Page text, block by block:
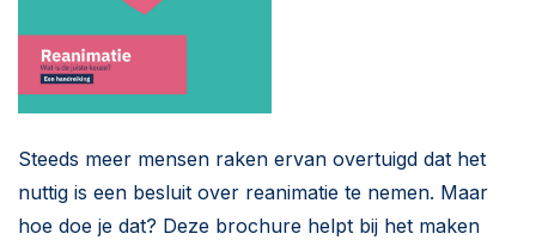
Steeds meer mensen raken ervan overtuigd dat het
nuttig is een besluit over reanimatie te nemen. Maar
hoe doe je dat? Deze brochure helpt bij het maken